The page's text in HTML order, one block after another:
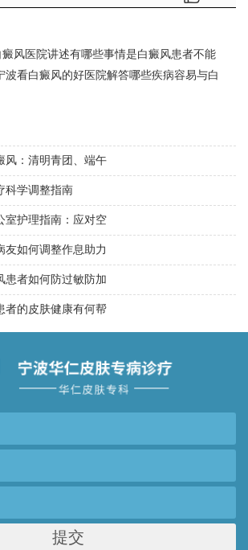
风医院讲述有哪些事情是白癜风患者不能
波看白癜风的好医院解答哪些疾病容易与白
风：清明青团、端午
科学调整指南
室护理指南：应对空
友如何调整作息助力
患者如何防过敏防加
者的皮肤健康有何帮
提交